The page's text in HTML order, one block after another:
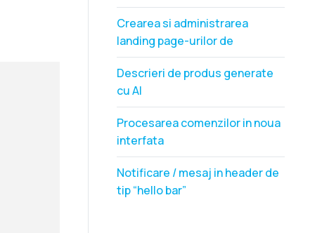
Furnizor (Actualizari Feed)
Crearea si administrarea
landing page-urilor de
campanie (ex. Black Friday)
Descrieri de produs generate
cu AI
Procesarea comenzilor in noua
interfata
Notificare / mesaj in header de
tip “hello bar”